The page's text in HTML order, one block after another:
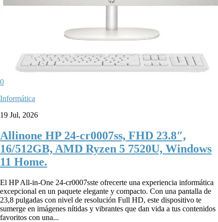
0
Informática
19 Jul, 2026
Allinone HP 24-cr0007ss, FHD 23.8″,
16/512GB, AMD Ryzen 5 7520U, Windows
11 Home.
El HP All-in-One 24-cr0007sste ofrecerte una experiencia informática
excepcional en un paquete elegante y compacto. Con una pantalla de
23,8 pulgadas con nivel de resolución Full HD, este dispositivo te
sumerge en imágenes nítidas y vibrantes que dan vida a tus contenidos
favoritos con una...